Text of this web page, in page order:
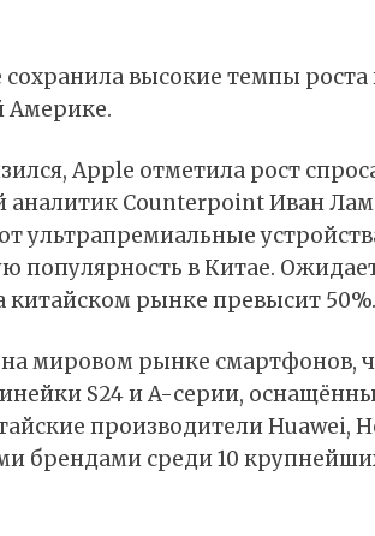
сохранила высокие темпы
Америке.
Apple отметила рост
Counterpoint Иван Лам
ультрапремиальные
в Китае.
китайском рынке превысит 50%.
мировом рынке смартфонов,
S24 и A-серии,
производители Huawei,
брендами среди 10